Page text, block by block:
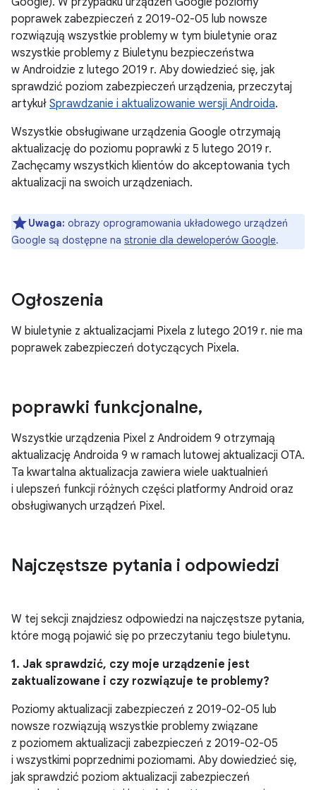
poprawek zabezpieczeń z 2019-02-05 lub nowsze
rozwiązują wszystkie problemy w tym biuletynie oraz
wszystkie problemy z Biuletynu bezpieczeństwa
w Androidzie z lutego 2019 r. Aby dowiedzieć się, jak
sprawdzić poziom zabezpieczeń urządzenia, przeczytaj
artykuł Sprawdzanie i aktualizowanie wersji Androida.
Wszystkie obsługiwane urządzenia Google otrzymają
aktualizację do poziomu poprawki z 5 lutego 2019 r.
Zachęcamy wszystkich klientów do akceptowania tych
aktualizacji na swoich urządzeniach.
Uwaga: obrazy oprogramowania układowego urządzeń
Google są dostępne na stronie dla deweloperów Google.
Ogłoszenia
W biuletynie z aktualizacjami Pixela z lutego 2019 r. nie ma
poprawek zabezpieczeń dotyczących Pixela.
poprawki funkcjonalne,
Wszystkie urządzenia Pixel z Androidem 9 otrzymają
aktualizację Androida 9 w ramach lutowej aktualizacji OTA.
Ta kwartalna aktualizacja zawiera wiele uaktualnień
i ulepszeń funkcji różnych części platformy Android oraz
obsługiwanych urządzeń Pixel.
Najczęstsze pytania i odpowiedzi
W tej sekcji znajdziesz odpowiedzi na najczęstsze pytania,
które mogą pojawić się po przeczytaniu tego biuletynu.
1. Jak sprawdzić, czy moje urządzenie jest
zaktualizowane i czy rozwiązuje te problemy?
Poziomy aktualizacji zabezpieczeń z 2019-02-05 lub
nowsze rozwiązują wszystkie problemy związane
z poziomem aktualizacji zabezpieczeń z 2019-02-05
i wszystkimi poprzednimi poziomami. Aby dowiedzieć się,
jak sprawdzić poziom aktualizacji zabezpieczeń